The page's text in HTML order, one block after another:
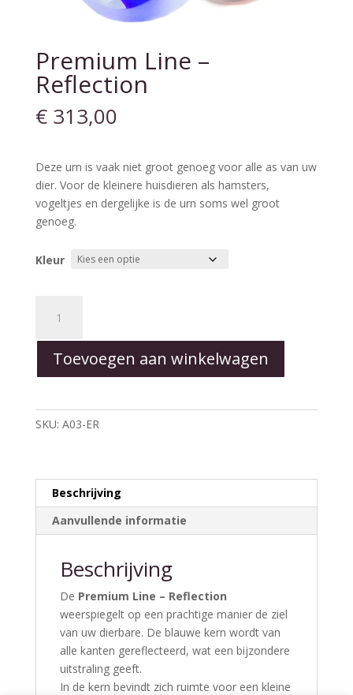
Premium Line –
Reflection
€313,00
Deze urn is vaak niet groot genoeg voor alle as van uw
dier. Voor de kleinere huisdieren als hamsters,
vogeltjes en dergelijke is de urn soms wel groot
genoeg.
Kleur
-
Reflection
aantal
Toevoegen aan winkelwagen
SKU: A03-ER
Beschrijving
Aanvullende informatie
Beschrijving
De Premium Line – Reflection
weerspiegelt op een prachtige manier de ziel
van uw dierbare. De blauwe kern wordt van
alle kanten gereflecteerd, wat een bijzondere
uitstraling geeft.
In de kern bevindt zich ruimte voor een kleine